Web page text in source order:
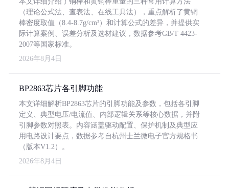
（理论公式法、查表法、在线工具法），重点解析了黄铜
棒密度取值（8.4-8.7g/cm³）和计算公式的差异，并提供实
际计算案例、误差分析及选材建议，数据参考GB/T 4423-
2007等国家标准。
2026年8月4日
BP2863芯片各引脚功能
本文详细解析BP2863芯片的引脚功能及参数，包括各引脚
定义、典型电压/电流值、内部逻辑关系等核心数据，并附
引脚参数对照表。内容涵盖驱动配置、保护机制及典型应
用电路设计要点，数据参考自杭州士兰微电子官方规格书
（版本V1.2）。
2026年8月4日